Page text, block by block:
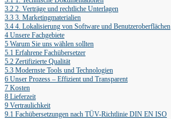
3.2 2. Verträge und rechtliche Unterlagen
3.3 3. Marketingmaterialien
3.4 4. Lokalisierung von Software und Benutzeroberflächen
4 Unsere Fachgebiete
5 Warum Sie uns wählen sollten
5.1 Erfahrene Fachübersetzer
5.2 Zertifizierte Qualität
5.3 Modernste Tools und Technologien
6 Unser Prozess – Effizient und Transparent
7 Kosten
8 Lieferzeit
9 Vertraulichkeit
9.1 Fachübersetzungen nach TÜV-Richtlinie DIN EN ISO